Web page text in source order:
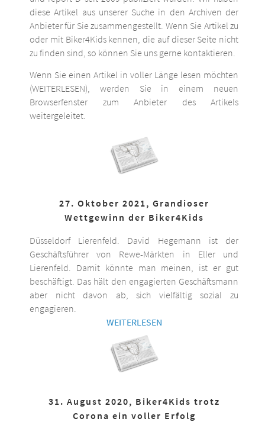
diese Artikel aus unserer Suche in den Archiven der
Anbieter für Sie zusammengestellt. Wenn Sie Artikel zu
oder mit Biker4Kids kennen, die auf dieser Seite nicht
zu finden sind, so können Sie uns gerne kontaktieren.
Wenn Sie einen Artikel in voller Länge lesen möchten
(WEITERLESEN), werden Sie in einem neuen
Browserfenster zum Anbieter des Artikels
weitergeleitet.
27. Oktober 2021, Grandioser
Wettgewinn der Biker4Kids
Düsseldorf Lierenfeld. David Hegemann ist der
Geschäftsführer von Rewe-Märkten in Eller und
Lierenfeld. Damit könnte man meinen, ist er gut
beschäftigt. Das hält den engagierten Geschäftsmann
aber nicht davon ab, sich vielfältig sozial zu
engagieren.
WEITERLESEN
31. August 2020, Biker4Kids trotz
Corona ein voller Erfolg